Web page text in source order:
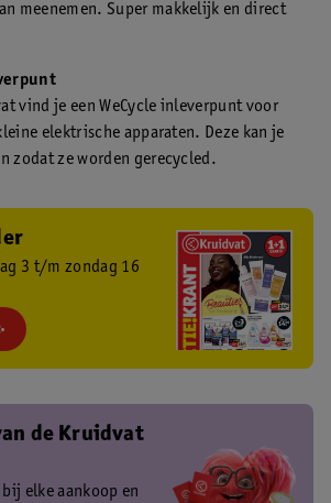
meenemen. Super makkelijk en direct
vind je een WeCycle inleverpunt voor
elektrische apparaten. Deze kan je
zodat ze worden gerecycled.
3 t/m zondag 16
de Kruidvat
elke aankoop en